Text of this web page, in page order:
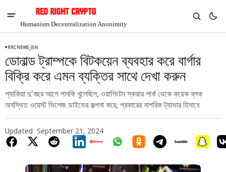
Humanism Decentralization Anonimity
RRCNEWS_BN
ডোনাল্ড ট্রাম্পকে বিটকয়েন ব্যবহার করে বার্গার
বিক্রি করে এমন ব্যক্তির সাথে দেখা করুন
প্যাকিয়া দু'বছর আগে পাবকি খুলেছিল, ওয়াশিংটন স্কয়ার পার্ক থেকে কয়েক ব্লক
অবস্থিত ওয়েস্ট ভিলেজ ডাইভের কল্পনা করে, প্রকারের নাগরিক ট্যাভার হিসাবে
Updated September 21, 2024